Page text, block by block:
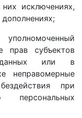
исключениях,
прав субъектов
данных или в
неправомерные
при
персональных